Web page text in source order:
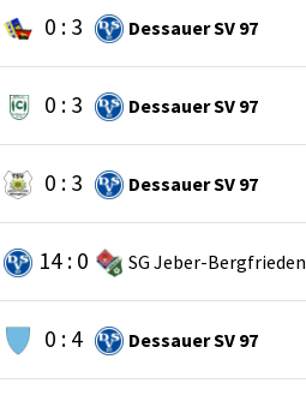
0 : 3 Dessauer SV 97
0 : 3 Dessauer SV 97
0 : 3 Dessauer SV 97
14 : 0 SG Jeber-Bergfrieden
0 : 4 Dessauer SV 97